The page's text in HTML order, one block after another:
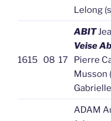
Lelong
1615 08 17
ABIT
Veise
Pierre
Musson
ADAM